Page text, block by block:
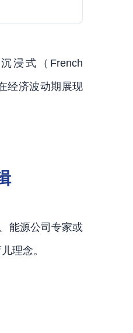
浸式（French
经济波动期展现
能源公司专家或
理念。